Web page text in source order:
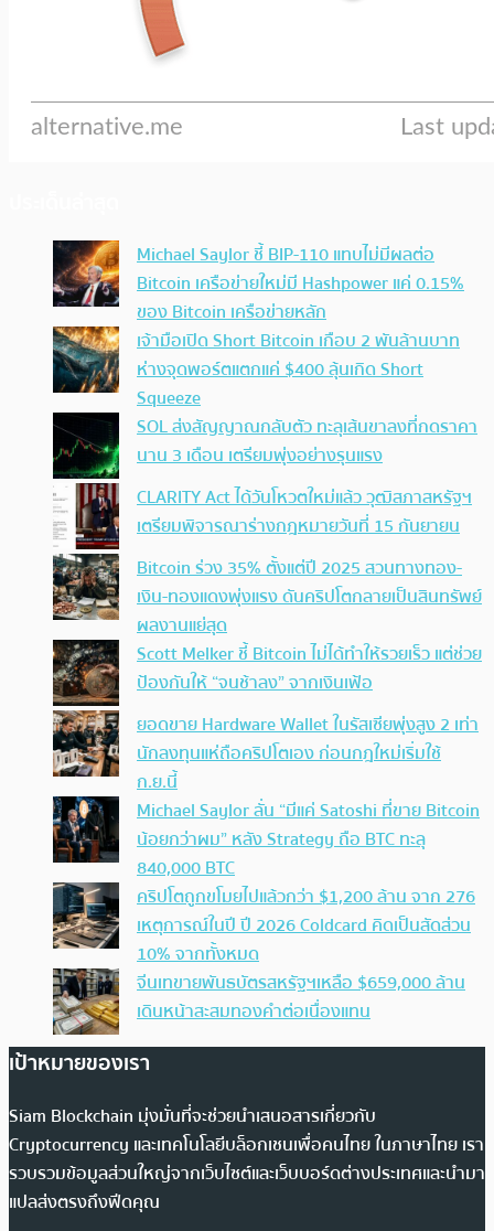
Michael Saylor ชี้ BIP-110 แทบไม่มีผลต่อ
Bitcoin เครือข่ายใหม่มี Hashpower แค่ 0.15%
ของ Bitcoin เครือข่ายหลัก
เจ้ามือเปิด Short Bitcoin เกือบ 2 พันล้านบาท
ห่างจุดพอร์ตแตกแค่ $400 ลุ้นเกิด Short
Squeeze
SOL ส่งสัญญาณกลับตัว ทะลุเส้นขาลงที่กดราคา
นาน 3 เดือน เตรียมพุ่งอย่างรุนแรง
CLARITY Act ได้วันโหวตใหม่แล้ว วุฒิสภาสหรัฐฯ
เตรียมพิจารณาร่างกฎหมายวันที่ 15 กันยายน
Bitcoin ร่วง 35% ตั้งแต่ปี 2025 สวนทางทอง-
เงิน-ทองแดงพุ่งแรง ดันคริปโตกลายเป็นสินทรัพย์
ผลงานแย่สุด
Scott Melker ชี้ Bitcoin ไม่ได้ทำให้รวยเร็ว แต่ช่วย
ป้องกันให้ “จนช้าลง” จากเงินเฟ้อ
ยอดขาย Hardware Wallet ในรัสเซียพุ่งสูง 2 เท่า
นักลงทุนแห่ถือคริปโตเอง ก่อนกฎใหม่เริ่มใช้
ก.ย.นี้
Michael Saylor ลั่น “มีแค่ Satoshi ที่ขาย Bitcoin
น้อยกว่าผม” หลัง Strategy ถือ BTC ทะลุ
840,000 BTC
คริปโตถูกขโมยไปแล้วกว่า $1,200 ล้าน จาก 276
เหตุการณ์ในปี ปี 2026 Coldcard คิดเป็นสัดส่วน
10% จากทั้งหมด
จีนเทขายพันธบัตรสหรัฐฯเหลือ $659,000 ล้าน
เดินหน้าสะสมทองคำต่อเนื่องแทน
เป้าหมายของเรา
Siam Blockchain มุ่งมั่นที่จะช่วยนำเสนอสารเกี่ยวกับ
Cryptocurrency และเทคโนโลยีบล็อกเชนเพื่อคนไทย ในภาษาไทย เรา
รวบรวมข้อมูลส่วนใหญ่จากเว็บไซต์และเว็บบอร์ดต่างประเทศและนำมา
แปลส่งตรงถึงฟีดคุณ